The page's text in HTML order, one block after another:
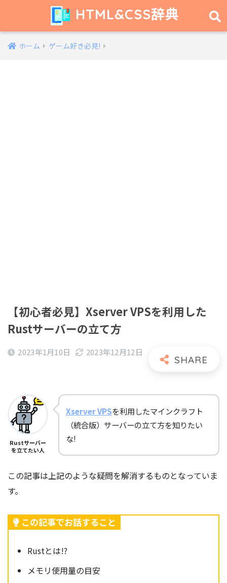
HTML&CSS辞典
ホーム ゲーム好き必見!
【初心者必見】Xserver VPSを利用した
Rustサーバーの立て方
2023年1月10日 2023年12月12日
Rustサーバー
を立てたい人
Xserver VPSを利用したマインクラフト
（統合版）サーバーの立て方を知りたい
な!
この記事は上記のような疑問を解消するものとなっていま
す。
この記事でお話すること
Rustとは!?
メモリ使用量の目安